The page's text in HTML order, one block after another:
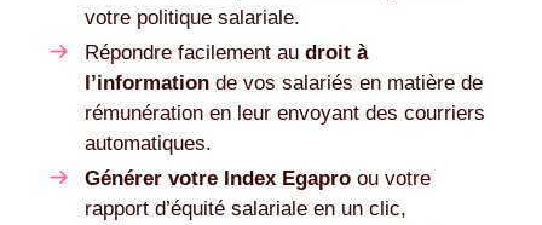
votre politique salariale.
Répondre facilement audroit à
l’informationde vos salariés en matière de
rémunération en leur envoyant des courriers
automatiques.
Générer votre Index Egapro ou votre
rapport d’équité salariale en un clic,